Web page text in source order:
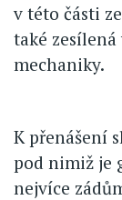
v této části
také
mechaniky.
K přenášení
pod nimiž je
nejvíce